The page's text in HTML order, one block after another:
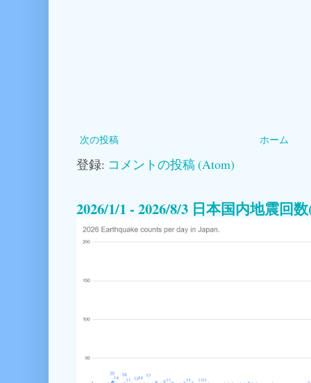
次の投稿 ホーム
登録: コメントの投稿 (Atom)
2026/1/1 - 2026/8/3 日本国内地震回